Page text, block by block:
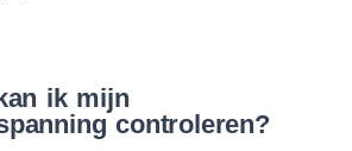
ik mijn
controleren?